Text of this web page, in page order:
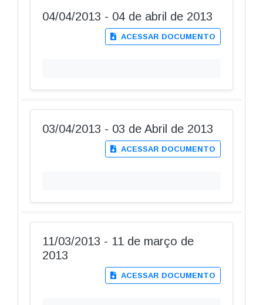
04/04/2013 - 04 de abril de 2013
ACESSAR DOCUMENTO
03/04/2013 - 03 de Abril de 2013
ACESSAR DOCUMENTO
11/03/2013 - 11 de março de
2013
ACESSAR DOCUMENTO